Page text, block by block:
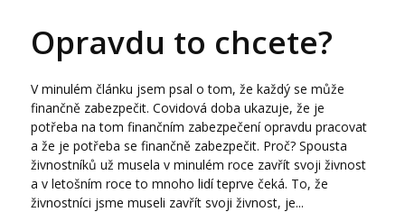
Opravdu to chcete?
V minulém článku jsem psal o tom, že každý se může
finančně zabezpečit. Covidová doba ukazuje, že je
potřeba na tom finančním zabezpečení opravdu pracovat
a že je potřeba se finančně zabezpečit. Proč? Spousta
živnostníků už musela v minulém roce zavřít svoji živnost
a v letošním roce to mnoho lidí teprve čeká. To, že
živnostníci jsme museli zavřít svoji živnost, je...